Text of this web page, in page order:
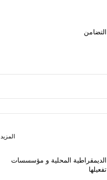
التضامن
المزيد
الديمقراطية المحلية و مؤسسسات
تفعيلها